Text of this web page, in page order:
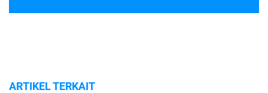
ARTIKEL TERKAIT